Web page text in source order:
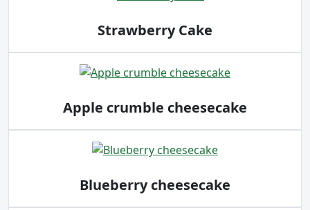
Strawberry Cake
Apple crumble cheesecake
Blueberry cheesecake